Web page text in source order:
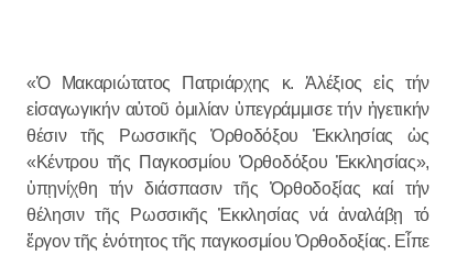
«Ὁ Μακαριώτατος Πατριάρχης κ. Ἀλέξιος εἰς τήν
εἰσαγωγικήν αὐτοῦ ὁμιλίαν ὑπεγράμμισε τήν ἡγετικήν
θέσιν τῆς Ρωσσικῆς Ὀρθοδόξου Ἐκκλησίας ὡς
«Κέντρου τῆς Παγκοσμίου Ὀρθοδόξου Ἐκκλησίας»,
ὑπῃνίχθη τήν διάσπασιν τῆς Ὀρθοδοξίας καί τήν
θέλησιν τῆς Ρωσσικῆς Ἐκκλησίας νά ἀναλάβῃ τό
ἔργον τῆς ἑνότητος τῆς παγκοσμίου Ὀρθοδοξίας. Εἶπε